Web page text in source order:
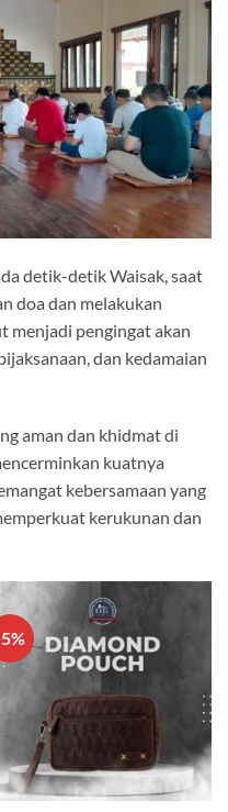
detik-detik Waisak, saat
doa dan melakukan
menjadi pengingat akan
dan kedamaian
aman dan khidmat di
kuatnya
kebersamaan yang
kerukunan dan